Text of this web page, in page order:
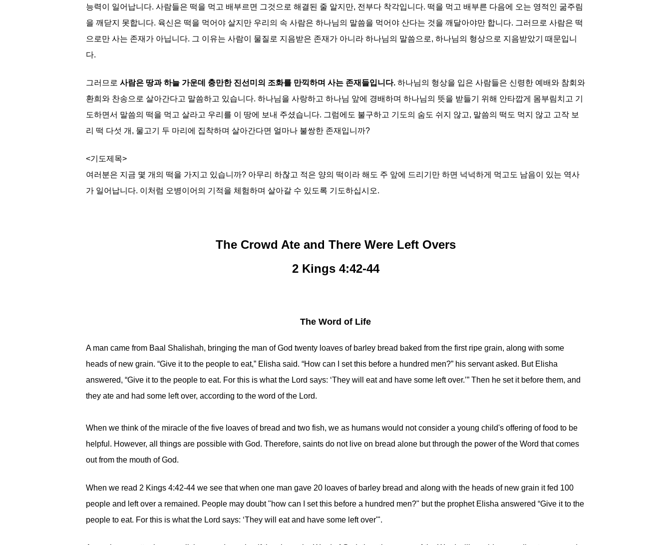
능력이 일어납니다. 사람들은 떡을 먹고 배부르면 그것으로 해결된 줄 알지만, 전부다 착각입니다. 떡을 먹고 배부른 다음에 오는 영적인 굶주림
을 깨닫지 못합니다. 육신은 떡을 먹어야 살지만 우리의 속 사람은 하나님의 말씀을 먹어야 산다는 것을 깨달아야만 합니다. 그러므로 사람은 떡
으로만 사는 존재가 아닙니다. 그 이유는 사람이 물질로 지음받은 존재가 아니라 하나님의 말씀으로, 하나님의 형상으로 지음받았기 때문입니
다.
그러므로 사람은 땅과 하늘 가운데 충만한 진선미의 조화를 만끽하며 사는 존재들입니다. 하나님의 형상을 입은 사람들은 신령한 예배와 참회와
환희와 찬송으로 살아간다고 말씀하고 있습니다. 하나님을 사랑하고 하나님 앞에 경배하며 하나님의 뜻을 받들기 위해 안타깝게 몸부림치고 기
도하면서 말씀의 떡을 먹고 살라고 우리를 이 땅에 보내 주셨습니다. 그럼에도 불구하고 기도의 숨도 쉬지 않고, 말씀의 떡도 먹지 않고 고작 보
리 떡 다섯 개, 물고기 두 마리에 집착하며 살아간다면 얼마나 불쌍한 존재입니까?
<기도제목>
여러분은 지금 몇 개의 떡을 가지고 있습니까? 아무리 하찮고 적은 양의 떡이라 해도 주 앞에 드리기만 하면 넉넉하게 먹고도 남음이 있는 역사
가 일어납니다. 이처럼 오병이어의 기적을 체험하며 살아갈 수 있도록 기도하십시오.
The Crowd Ate and There Were Left Overs
2 Kings 4:42-44
The Word of Life
A man came from Baal Shalishah, bringing the man of God twenty loaves of barley bread baked from the first ripe grain, along with some
heads of new grain. “Give it to the people to eat,” Elisha said. “How can I set this before a hundred men?” his servant asked. But Elisha
answered, “Give it to the people to eat. For this is what the Lord says: ‘They will eat and have some left over.’” Then he set it before them, and
they ate and had some left over, according to the word of the Lord.
When we think of the miracle of the five loaves of bread and two fish, we as humans would not consider a young child's offering of food to be
helpful. However, all things are possible with God. Therefore, saints do not live on bread alone but through the power of the Word that comes
out from the mouth of God.
When we read 2 Kings 4:42-44 we see that when one man gave 20 loaves of barley bread and along with the heads of new grain it fed 100
people and left over a remained. People may doubt "how can I set this before a hundred men?" but the prophet Elisha answered “Give it to the
people to eat. For this is what the Lord says: ‘They will eat and have some left over'".